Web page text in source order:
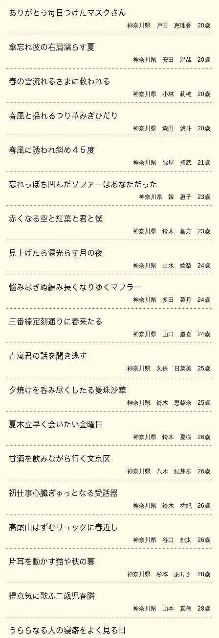
ありがとう毎日つけたマスクさん
神奈川県 戸田 恵理香 20歳
傘忘れ彼の右肩濡らす夏
神奈川県 安田 温哉 20歳
春の雲流れるさまに救われる
神奈川県 小林 莉穂 20歳
春風と揺れるつり革みぎひだり
神奈川県 森田 悠斗 20歳
春風に誘われ斜め４５度
神奈川県 脇屋 拓武 21歳
忘れっぽち凹んだソファーはあなただった
神奈川県 韓 惠子 23歳
赤くなる空と紅葉と君と僕
神奈川県 鈴木 基方 23歳
見上げたら涙光らす月の夜
神奈川県 出水 紘梨 24歳
悩み尽きぬ編み長くなりゆくマフラー
神奈川県 多田 菜月 24歳
三番線定刻通りに春来たる
神奈川県 山口 慶喜 24歳
青嵐君の話を聞き逃す
神奈川県 久保 日菜美 25歳
夕焼けを呑み尽くしたる曼珠沙華
神奈川県 鈴木 恵梨奈 25歳
夏木立早く会いたい金曜日
神奈川県 鈴木 夏樹 26歳
甘酒を飲みながら行く文京区
神奈川県 八木 結芽歩 26歳
初仕事心臓ぎゅっとなる受話器
神奈川県 鈴木 祐紀 26歳
高尾山はずむリュックに春近し
神奈川県 谷口 創太 26歳
片耳を動かす猫や秋の暮
神奈川県 杉本 ありさ 28歳
得意気に歌ふ二歳児春隣
神奈川県 山本 真穂 28歳
うららなる人の寝癖をよく見る日